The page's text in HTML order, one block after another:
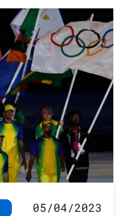
05/04/2023